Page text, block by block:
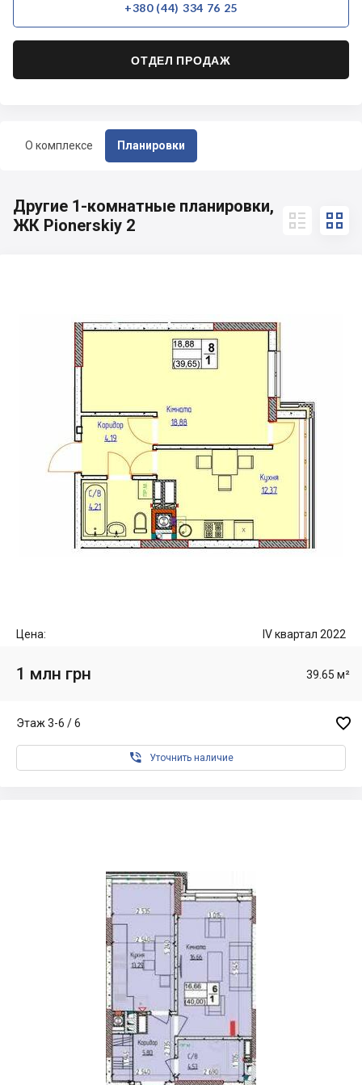
О комплексе Планировки
+380 (44) 334 76 25
ОТДЕЛ ПРОДАЖ
Другие 1-комнатные планировки,
ЖК Pionerskiy 2
 
Цена: IV квартал 2022
1 млн грн 39.65 м²
Этаж 3-6 / 6 
 Уточнить наличие